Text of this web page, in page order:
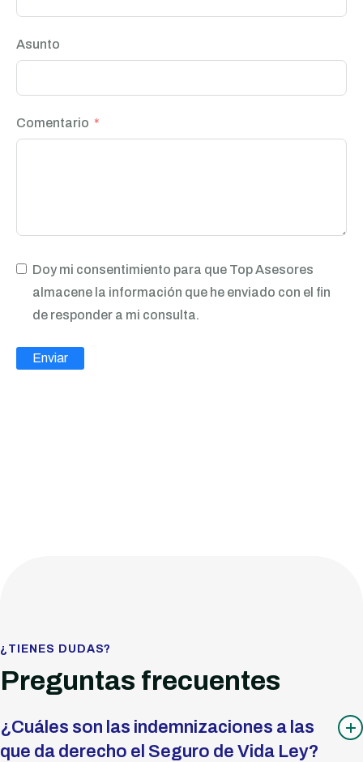
Asunto
Comentario
Doy mi consentimiento para que Top Asesores
almacene la información que he enviado con el fin
de responder a mi consulta.
Enviar
¿TIENES DUDAS?
Preguntas frecuentes
¿Cuáles son las indemnizaciones a las
que da derecho el Seguro de Vida Ley?